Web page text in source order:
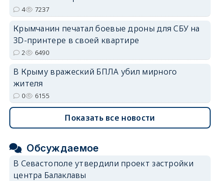
4 7237
Крымчанин печатал боевые дроны для СБУ на
3D-принтере в своей квартире
2 6490
В Крыму вражеский БПЛА убил мирного
жителя
0 6155
Показать все новости
Обсуждаемое
В Севастополе утвердили проект застройки
центра Балаклавы